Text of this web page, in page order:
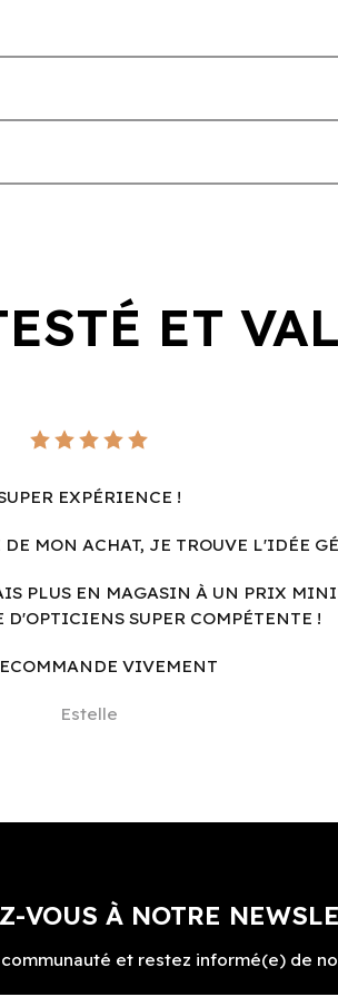
ET
EXPÉRIENCE !
DE MON ACHAT, JE TROUVE L'IDÉE
PLUS EN MAGASIN À UN PRIX
D'OPTICIENS SUPER COMPÉTENTE !
VIVEMENT
Estelle
VOUS À NOTRE
et restez informé(e) de